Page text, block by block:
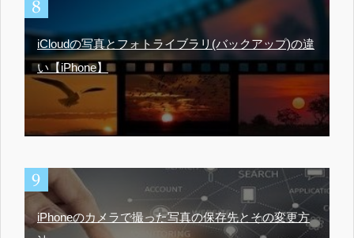
iCloudの写真とフォトライブラリ(バックアップ)の違
い【iPhone】
iPhoneのカメラで撮った写真の保存先とその変更方